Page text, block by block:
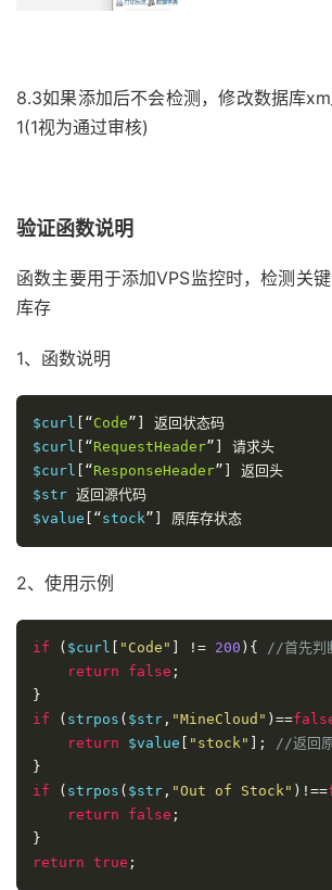
8.3如果添加后不会检测，修改数据库
1(1视为通过审核)
验证函数说明
函数主要用于添加VPS监控时，检测关
库存
1、函数说明
$curl [“Code”]
返回状态码
$curl [“RequestHeader”]
请求头
$curl [“ResponseHeader”]
返回头
$str 返回源代码
$value [“stock”] 原库存状态
2、使用示例
if
( $curl "Code" != 200 ){
//首先判
return
false ;
}
if
( strpos ( $str , "MineCloud" )==
return $value "stock" ];
//返回
}
if
( strpos ( $str , "Out of Stock" )!==
return
false ;
}
return true ;